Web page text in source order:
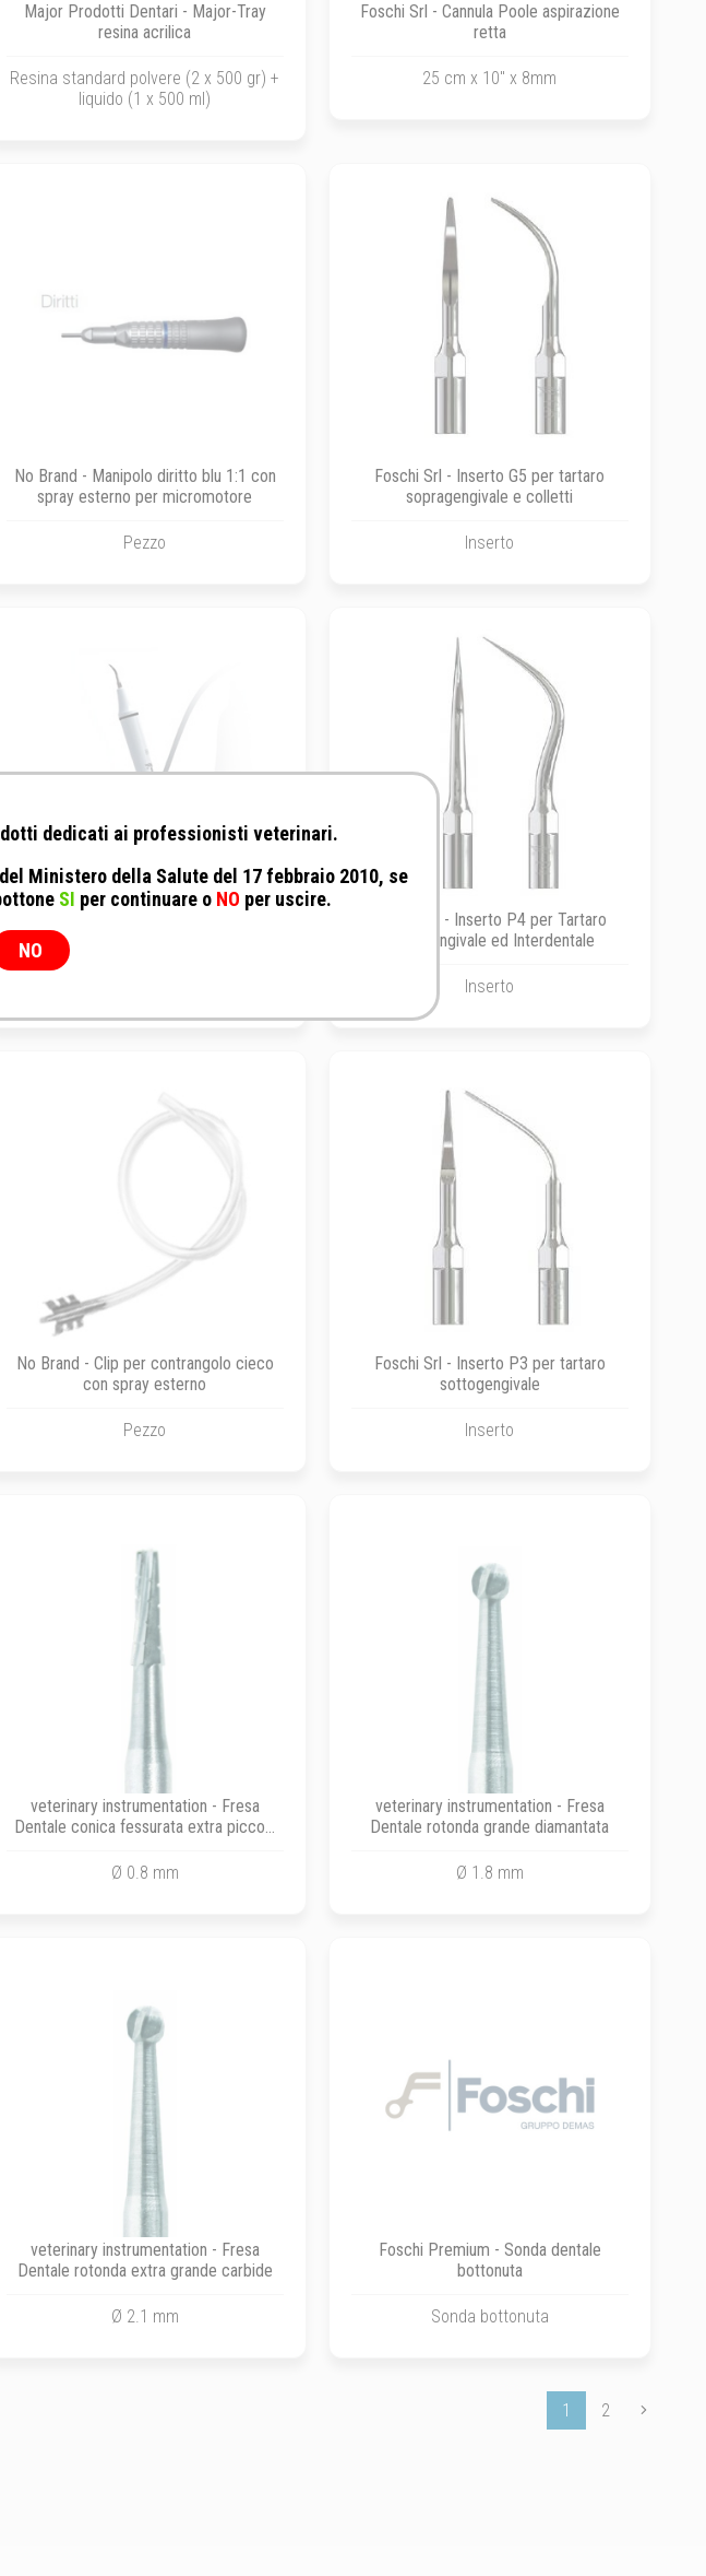
Major Prodotti Dentari - Major-Tray
resina acrilica
Resina standard polvere (2 x 500 gr) +
liquido (1 x 500 ml)
Foschi Srl - Cannula Poole aspirazione
retta
25 cm x 10" x 8mm
No Brand - Manipolo diritto blu 1:1 con
spray esterno per micromotore
Pezzo
Foschi Srl - Inserto G5 per tartaro
sopragengivale e colletti
Inserto
Ablatore ad Ultrasuoni Modello UDS-L
Foschi Srl - Inserto P4 per Tartaro
Sottogengivale ed Interdentale
Inserto
No Brand - Clip per contrangolo cieco
con spray esterno
Pezzo
Foschi Srl - Inserto P3 per tartaro
sottogengivale
Inserto
veterinary instrumentation - Fresa
Dentale conica fessurata extra piccola
Ø 0.8 mm
veterinary instrumentation - Fresa
Dentale rotonda grande diamantata
Ø 1.8 mm
veterinary instrumentation - Fresa
Dentale rotonda extra grande carbide
Ø 2.1 mm
Foschi Premium - Sonda dentale
bottonuta
Sonda bottonuta
1 2
dedicati ai professionisti veterinari.
Ministero della Salute del 17 febbraio 2010, se
SI per continuare o NO per uscire.
NO